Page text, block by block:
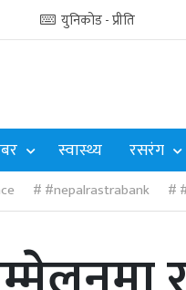
युनिकोड - प्रीति
स्वास्थ्य रसरंग
#nepalrastrabank